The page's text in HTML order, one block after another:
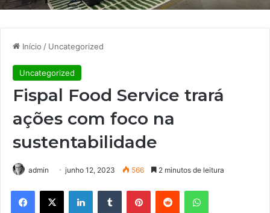
Início / Uncategorized
Uncategorized
Fispal Food Service trará
ações com foco na
sustentabilidade
admin junho 12, 2023 566 2 minutos de leitura
Facebook
X LinkedinTumblr PinterestReddit WhatsApp